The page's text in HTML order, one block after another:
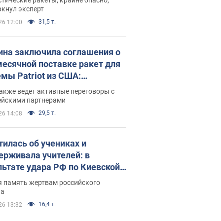
эксперт
12:00 31,5 т.
заключила соглашения о
поставке ракет для
Patriot из США:
раскрыл подробности
ведет активные переговоры с
партнерами
14:08 29,5 т.
об учениках и
учителей: в
удара РФ по Киевской
погибли директор
лицея, её муж и внук
память жертвам российского
13:32 16,4 т.